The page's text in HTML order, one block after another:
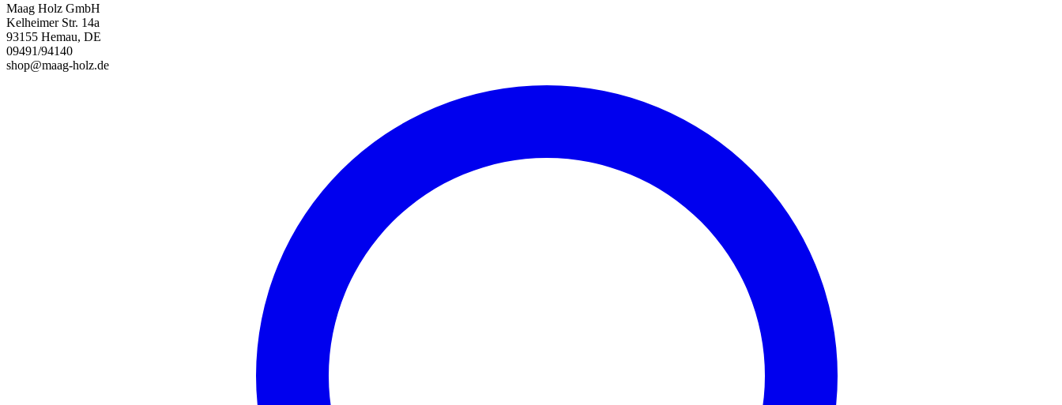
Maag Holz GmbH
Kelheimer Str. 14a
93155 Hemau, DE
09491/94140
shop@maag-holz.de